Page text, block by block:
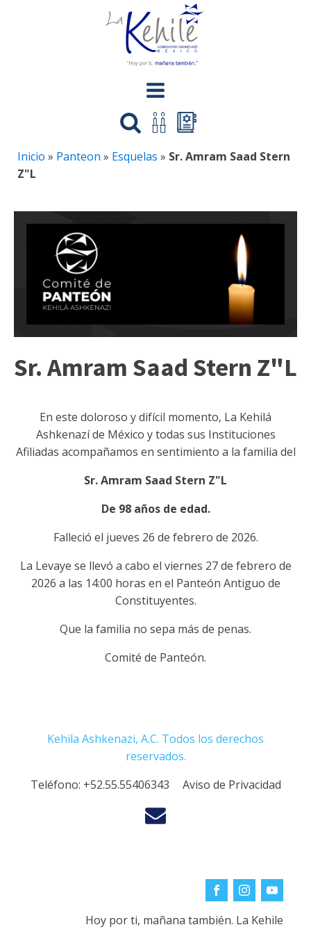
Inicio » Panteon » Esquelas » Sr. Amram Saad Stern
Z"L
Sr. Amram Saad Stern Z"L
En este doloroso y difícil momento, La Kehilá
Ashkenazí de México y todas sus Instituciones
Afiliadas acompañamos en sentimiento a la familia del
Sr. Amram Saad Stern Z"L
De 98 años de edad.
Falleció el jueves 26 de febrero de 2026.
La Levaye se llevó a cabo el viernes 27 de febrero de
2026 a las 14:00 horas en el Panteón Antiguo de
Constituyentes.
Que la familia no sepa más de penas.
Comité de Panteón.
Kehila Ashkenazi, A.C. Todos los derechos
reservados.
Teléfono: +52.55.55406343 Aviso de Privacidad
Hoy por ti, mañana también. La Kehile